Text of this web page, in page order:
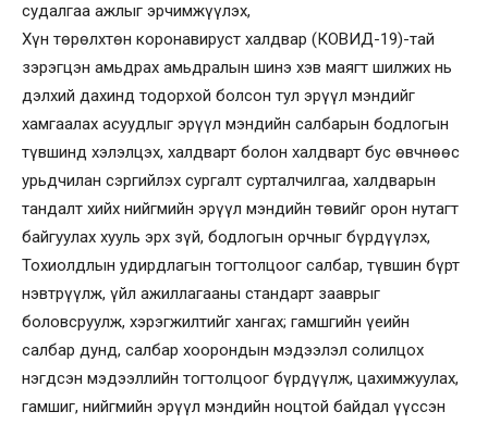
судалгаа ажлыг эрчимжүүлэх,
Хүн төрөлхтөн коронавируст халдвар (КОВИД-19)-тай
зэрэгцэн амьдрах амьдралын шинэ хэв маягт шилжих нь
дэлхий дахинд тодорхой болсон тул эрүүл мэндийг
хамгаалах асуудлыг эрүүл мэндийн салбарын бодлогын
түвшинд хэлэлцэх, халдварт болон халдварт бус өвчнөөс
урьдчилан сэргийлэх сургалт сурталчилгаа, халдварын
тандалт хийх нийгмийн эрүүл мэндийн төвийг орон нутагт
байгуулах хууль эрх зүй, бодлогын орчныг бүрдүүлэх,
Тохиолдлын удирдлагын тогтолцоог салбар, түвшин бүрт
нэвтрүүлж, үйл ажиллагааны стандарт зааврыг
боловсруулж, хэрэгжилтийг хангах; гамшгийн үеийн
салбар дунд, салбар хоорондын мэдээлэл солилцох
нэгдсэн мэдээллийн тогтолцоог бүрдүүлж, цахимжуулах,
гамшиг, нийгмийн эрүүл мэндийн ноцтой байдал үүссэн